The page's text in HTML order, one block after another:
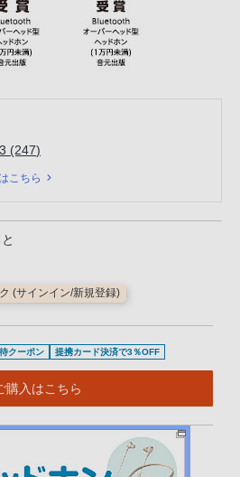
の星のうち
(247件のレビュー
)
こちら
(サインイン/新規登録)
クーポン 提携カード決済で3％OFF
購入はこちら